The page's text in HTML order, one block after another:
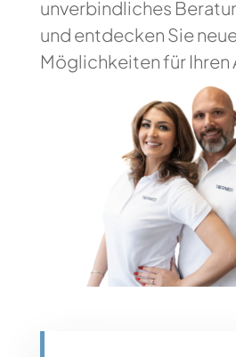
unverbindliches
und entdecken Sie
Möglichkeiten für Ihren